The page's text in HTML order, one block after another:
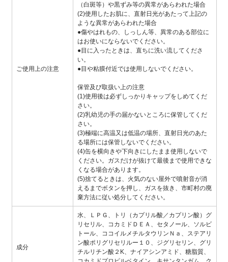
ご使用上の注意
（白斑等）や黒ずみ等の異常があらわれた場合
(2)使用したお肌に、直射日光があたって上記の
ような異常があらわれた場合
●傷やはれもの、しっしん等、異常のある部位に
はお使いにならないでください。
●目に入ったときは、直ちに洗い流してくださ
い。
●目や粘膜付近では使用しないでください。
保管及び取扱い上の注意
(1)使用後は必ずしっかりキャップをしめてくだ
さい。
(2)乳幼児の手の届かないところに保管してくだ
さい。
(3)極端に高温又は低温の場所、直射日光のあた
る場所には保管しないでください。
(4)缶を横向きや下向きにしたまま使用しないで
ください。ガスだけが抜けて最後まで使用できな
くなる場合があります。
(5)捨てるときは、火気のない屋外で噴射音が消
えるまでボタンを押し、ガスを抜き、市町村の廃
棄方法に従い処分してください。
成分
水、ＬＰＧ、トリ（カプリル酸／カプリン酸）グ
リセリル、コカミドＤＥＡ、セタノール、ソルビ
トール、ココイルメチルタウリンＮａ、ステアリ
ン酸ポリグリセリルー１０、ジグリセリン、グリ
チルリチン酸２K、ナイアシンアミド、糖脂質、